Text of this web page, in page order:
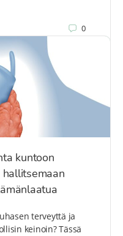
0
kuntoon
terveyttä ja
keinoin? Tässä